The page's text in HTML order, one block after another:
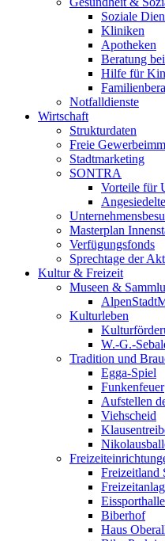
Soziale
Kliniken
Apotheken
Beratung
Hilfe für
Notfalldienste
Wirtschaft
Strukturdaten
Freie
Stadtmarketing
SONTRA
Vorteile für
Masterplan
Verfügungsfonds
Sprechtage der
Kultur & Freizeit
Museen &
Kulturleben
W.-G.-
Tradition und
Egga-Spiel
Funkenfeuer
Aufstellen
Viehscheid
Freizeitland
Eissporthalle
Biberhof
Haus